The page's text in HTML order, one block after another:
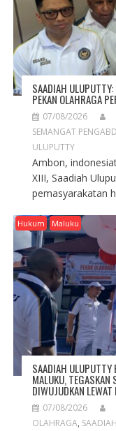
SAADIAH
PEKAN OLAHRAGA
07/08/2026
SEMANGAT
ULUPUTTY
Ambon,
XIII, Saadiah
pemasyarakatan
Hukum Maluku
SAADIAH ULUPUTTY
MALUKU, TEGASKAN
DIWUJUDKAN
07/08/2026
OLAHRAGA,